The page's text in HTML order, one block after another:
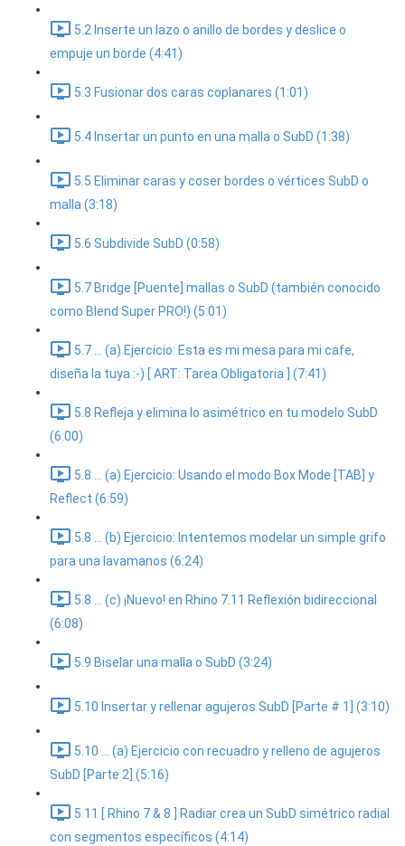
5.2 Inserte un lazo o anillo de bordes y deslice o
empuje un borde (4:41)
5.3 Fusionar dos caras coplanares (1:01)
5.4 Insertar un punto en una malla o SubD (1:38)
5.5 Eliminar caras y coser bordes o vértices SubD o
malla (3:18)
5.6 Subdivide SubD (0:58)
5.7 Bridge [Puente] mallas o SubD (también conocido
como Blend Super PRO!) (5:01)
5.7 ... (a) Ejercicio: Esta es mi mesa para mi cafe,
diseña la tuya :-) [ ART: Tarea Obligatoria ] (7:41)
5.8 Refleja y elimina lo asimétrico en tu modelo SubD
(6:00)
5.8 ... (a) Ejercicio: Usando el modo Box Mode [TAB] y
Reflect (6:59)
5.8 ... (b) Ejercicio: Intentemos modelar un simple grifo
para una lavamanos (6:24)
5.8 ... (c) ¡Nuevo! en Rhino 7.11 Reflexión bidireccional
(6:08)
5.9 Biselar una malla o SubD (3:24)
5.10 Insertar y rellenar agujeros SubD [Parte # 1] (3:10)
5.10 ... (a) Ejercicio con recuadro y relleno de agujeros
SubD [Parte 2] (5:16)
5.11 [ Rhino 7 & 8 ] Radiar crea un SubD simétrico radial
con segmentos específicos (4:14)